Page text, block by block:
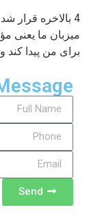
4 بالاخره قرار
میزبان ما یعنی
برای من پیدا کند
Send